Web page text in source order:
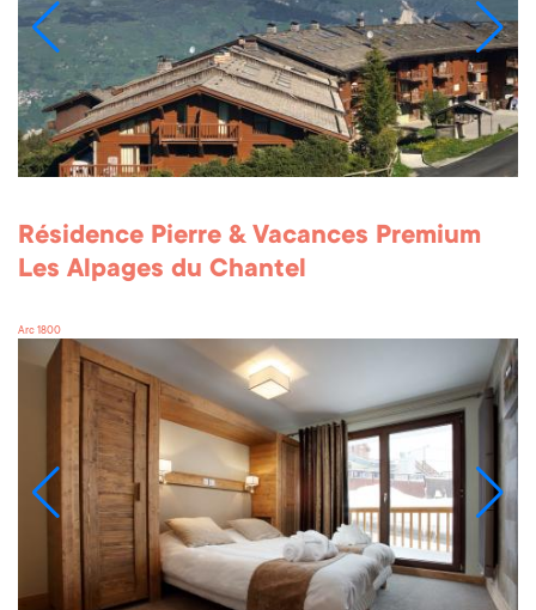
Résidence Pierre & Vacances Premium
Les Alpages du Chantel
Arc 1800